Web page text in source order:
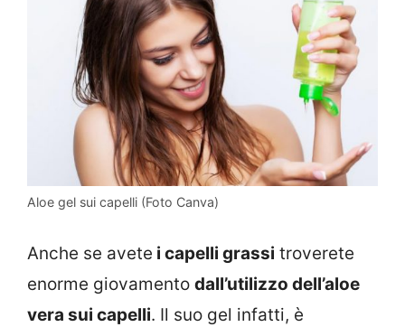
Aloe gel sui capelli (Foto Canva)
Anche se avete i capelli grassi troverete
enorme giovamento dall’utilizzo dell’aloe
vera sui capelli. Il suo gel infatti, è